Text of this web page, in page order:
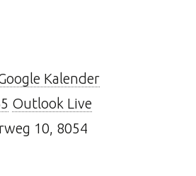
Kalender
Outlook Live
10, 8054